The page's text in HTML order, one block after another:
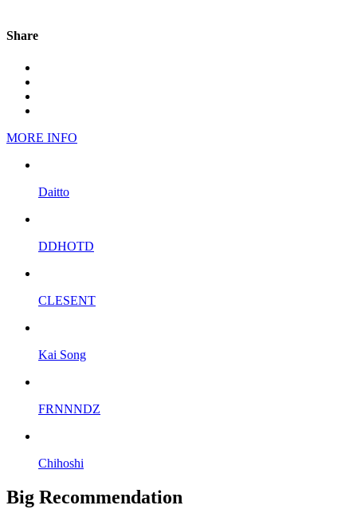
Share
MORE INFO
Daitto
DDHOTD
CLESENT
Kai Song
FRNNNDZ
Chihoshi
Big Recommendation